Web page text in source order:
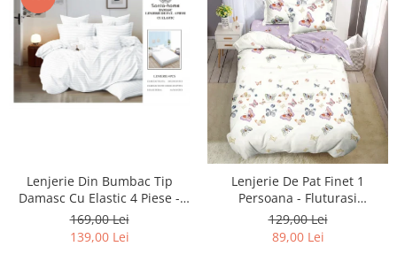
Lenjerie Din Bumbac Tip
Damasc Cu Elastic 4 Piese -
Alb
169,00 Lei
139,00 Lei
Lenjerie De Pat Finet 1
Persoana - Fluturasi
Multicolori
129,00 Lei
89,00 Lei